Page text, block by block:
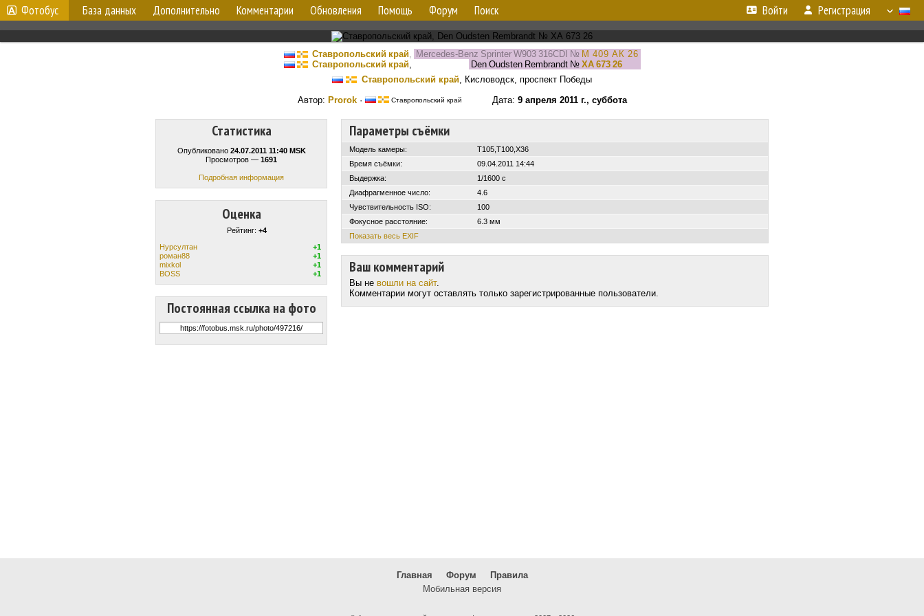
Фотобус База данных Дополнительно Комментарии Обновления Помощь Форум Поиск Войти Регистрация
Ставропольский край, Mercedes-Benz Sprinter W903 316CDI № М 409 АК 26
Ставропольский край, Den Oudsten Rembrandt№ ХА 673 26
Ставропольский край, Кисловодск, проспект Победы
Автор: Prorok· Ставропольский край Дата: 9 апреля 2011 г., суббота
Статистика
Опубликовано 24.07.2011 11:40 MSK
Просмотров — 1691
Подробная информация
Оценка
Рейтинг: +4
Нурсултан
+1
роман88
+1
mixkol
+1
BOSS
+1
Постоянная ссылка на фото
Параметры съёмки
Модель камеры:
T105,T100,X36
Время съёмки:
09.04.2011 14:44
Выдержка:
1/1600 с
Диафрагменное число:
4.6
Чувствительность ISO:
100
Фокусное расстояние:
6.3 мм
Показать весь EXIF
Ваш комментарий
Вы не вошли на сайт.
Комментарии могут оставлять только зарегистрированные пользователи.
Главная Форум
Правила
Мобильная версия